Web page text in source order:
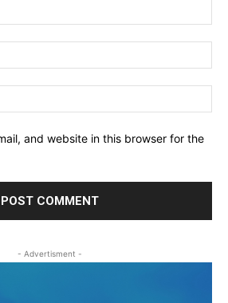
and website in this browser for the
- Advertisment -